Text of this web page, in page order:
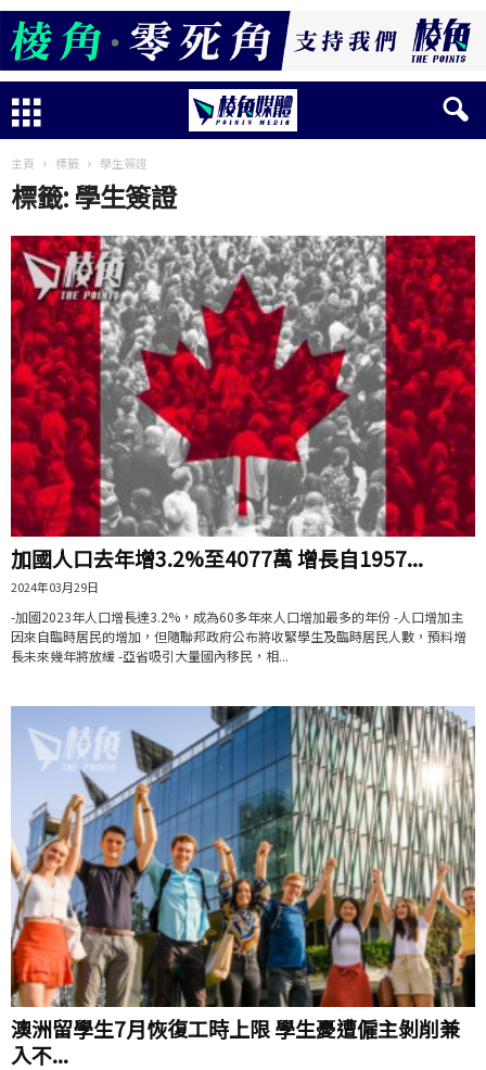
主頁 標籤 學生簽證
標籤: 學生簽證
加國人口去年增3.2%至4077萬 增長自1957...
2024年03月29日
-加國2023年人口增長達3.2%，成為60多年來人口增加最多的年份 -人口增加主
因來自臨時居民的增加，但隨聯邦政府公布將收緊學生及臨時居民人數，預料增
長未來幾年將放緩 -亞省吸引大量國內移民，相...
澳洲留學生7月恢復工時上限 學生憂遭僱主剝削兼
入不...